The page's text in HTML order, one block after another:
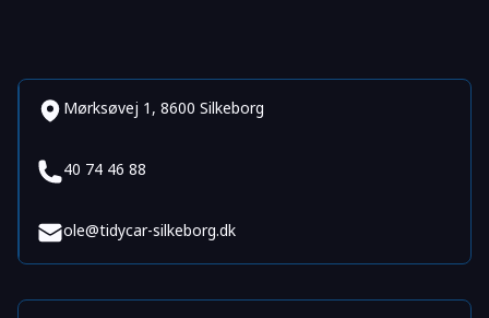
Mørksøvej 1, 8600 Silkeborg
40 74 46 88
ole@tidycar-silkeborg.dk